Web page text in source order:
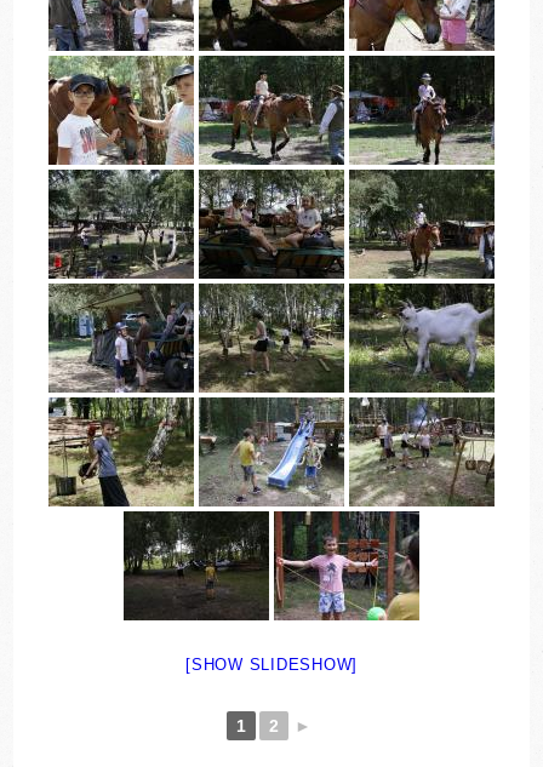
[SHOW SLIDESHOW]
1 2 ►